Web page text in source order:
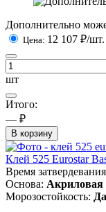
Дополнительно
Цена: 12 107 ₽/шт.
шт
Итого:
— ₽
В корзину
Клей 525 Eurostar
Время
Основа: Акриловая
Морозостойкость: Да